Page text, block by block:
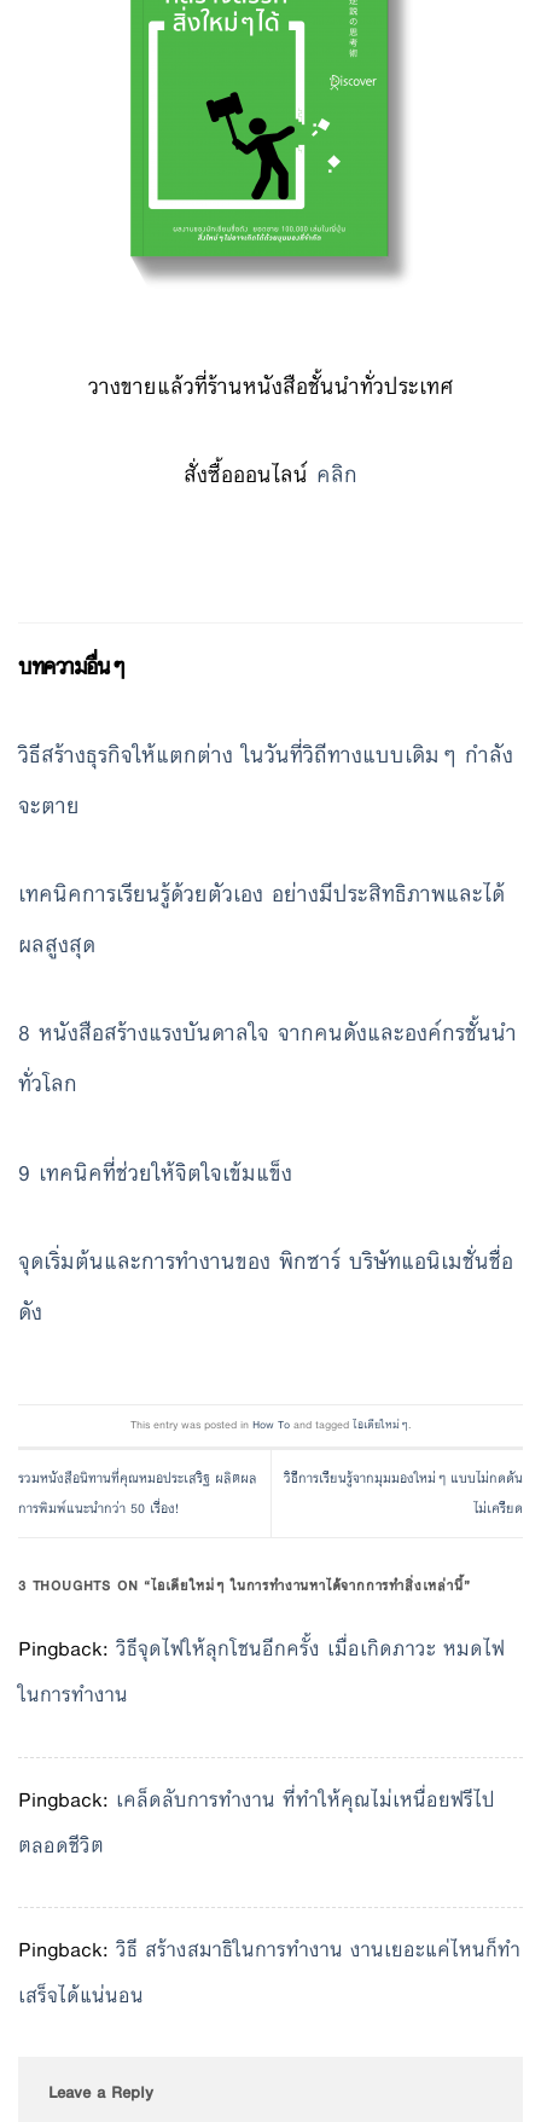
วางขายแล้วที่ร้านหนังสือชั้นนำทั่วประเทศ
สั่งซื้อออนไลน์ คลิก
บทความอื่นๆ
วิธีสร้างธุรกิจให้แตกต่าง ในวันที่วิถีทางแบบเดิมๆ กำลัง
จะตาย
เทคนิคการเรียนรู้ด้วยตัวเอง อย่างมีประสิทธิภาพและได้
ผลสูงสุด
8 หนังสือสร้างแรงบันดาลใจ จากคนดังและองค์กรชั้นนำ
ทั่วโลก
9 เทคนิคที่ช่วยให้จิตใจเข้มแข็ง
จุดเริ่มต้นและการทำงานของ พิกซาร์ บริษัทแอนิเมชั่นชื่อ
ดัง
This entry was posted inHow Toand taggedไอเดียใหม่ๆ.
รวมหนังสือนิทานที่คุณหมอประเสริฐ ผลิตผล
การพิมพ์แนะนำกว่า 50 เรื่อง!
วิธีการเรียนรู้จากมุมมองใหม่ๆ แบบไม่กดดัน
ไม่เครียด
3 THOUGHTS ON “ไอเดียใหม่ๆ ในการทำงานหาได้จากการทำสิ่งเหล่านี้”
Pingback: วิธีจุดไฟให้ลุกโชนอีกครั้ง เมื่อเกิดภาวะ หมดไฟ
ในการทำงาน
Pingback: เคล็ดลับการทำงาน ที่ทำให้คุณไม่เหนื่อยฟรีไป
ตลอดชีวิต
Pingback: วิธี สร้างสมาธิในการทำงาน งานเยอะแค่ไหนก็ทำ
เสร็จได้แน่นอน
Leave a Reply